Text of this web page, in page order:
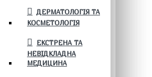
ДЕРМАТОЛОГІЯ ТА
КОСМЕТОЛОГІЯ
ЕКСТРЕНА ТА
НЕВІДКЛАДНА
МЕДИЦИНА